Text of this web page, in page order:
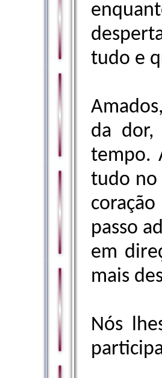
tudo e
da dor,
tempo.
tudo no
passo
em
mais
Nós